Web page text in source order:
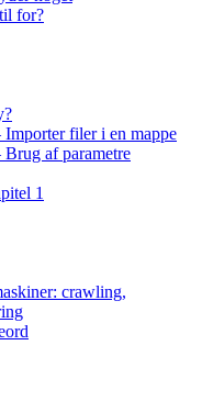
for?
filer i en mappe
af parametre
1
crawling,